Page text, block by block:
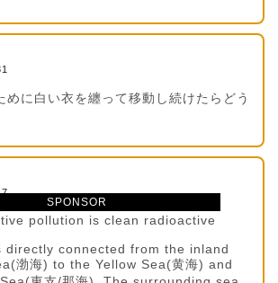
めに白い衣を纏って移動し続けたらどう
pollution is clean radioactive
directly connected from the inland
渤海) to the Yellow Sea(黄海) and
SPONSOR